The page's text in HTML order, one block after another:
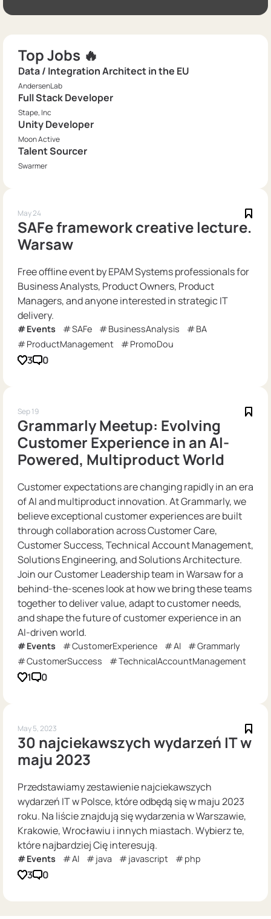
Top Jobs 🔥
Data / Integration Architect in the EU
AndersenLab
Full Stack Developer
Stape, Inc
Unity Developer
Moon Active
Talent Sourcer
Swarmer
May 24
SAFe framework creative lecture.
Warsaw
Free offline event by EPAM Systems professionals for
Business Analysts, Product Owners, Product
Managers, and anyone interested in strategic IT
delivery.
Events SAFe BusinessAnalysis
BA
ProductManagement
PromoDou
3 0
Sep 19
Grammarly Meetup: Evolving
Customer Experience in an AI-
Powered, Multiproduct World
Customer expectations are changing rapidly in an era
of AI and multiproduct innovation. At Grammarly, we
believe exceptional customer experiences are built
through collaboration across Customer Care,
Customer Success, Technical Account Management,
Solutions Engineering, and Solutions Architecture.
Join our Customer Leadership team in Warsaw for a
behind-the-scenes look at how we bring these teams
together to deliver value, adapt to customer needs,
and shape the future of customer experience in an
AI-driven world.
Events CustomerExperience AI
Grammarly
CustomerSuccess
TechnicalAccountManagement
1 0
May 5, 2023
30 najciekawszych wydarzeń IT w
maju 2023
Przedstawiamy zestawienie najciekawszych
wydarzeń IT w Polsce, które odbędą się w maju 2023
roku. Na liście znajdują się wydarzenia w Warszawie,
Krakowie, Wrocławiu i innych miastach. Wybierz te,
które najbardziej Cię interesują.
Events AI java javascript php
3 0